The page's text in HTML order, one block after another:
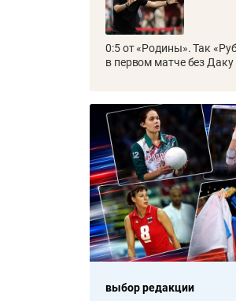
0:5 от «Родины». Так
в первом матче без Даку
выбор редакции